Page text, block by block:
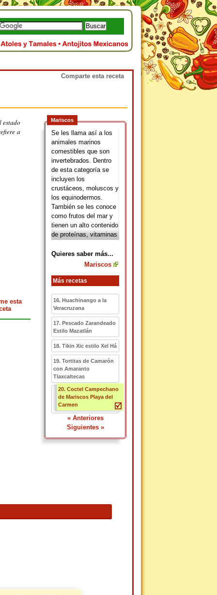
estado
a
Mariscos
Se les llama así a los
animales marinos
comestibles que son
invertebrados. Dentro
de esta categoría se
incluyen los
crustáceos, moluscos y
los equinodermos.
También se les conoce
como frutos del mar y
tienen un alto contenido
de proteínas, vitaminas
entre otras propiedades
nutricionales.
Quieres saber más...
Mariscos
Más recetas
16. Huachinango a la
Veracruzana
17. Pescado Zarandeado
Estilo Mazatlán
18. Tikin Xic estilo Xel Há
19. Tortitas de Camarón
con Amaranto
Tlaxcaltecas
20. Coctel Campechano
de Mariscos Playa del
Carmen
« Anteriores
Siguientes »
esta
Comparte esta receta